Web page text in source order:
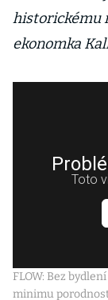
historickému
ekonomka
Toto
FLOW: Bez
minimu